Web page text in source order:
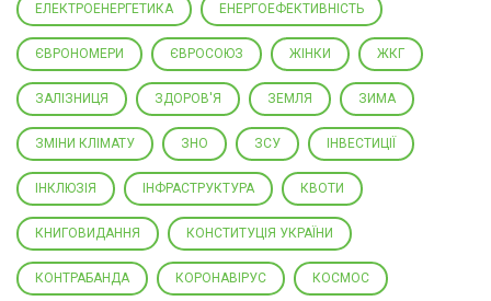
ЕЛЕКТРОЕНЕРГЕТИКА ЕНЕРГОЕФЕКТИВНІСТЬ
ЄВРОНОМЕРИ ЄВРОСОЮЗ ЖІНКИ ЖКГ
ЗАЛІЗНИЦЯ ЗДОРОВ'Я ЗЕМЛЯ ЗИМА
ЗМІНИ КЛІМАТУ ЗНО ЗСУ ІНВЕСТИЦІЇ
ІНКЛЮЗІЯ ІНФРАСТРУКТУРА КВОТИ
КНИГОВИДАННЯ КОНСТИТУЦІЯ УКРАЇНИ
КОНТРАБАНДА КОРОНАВІРУС КОСМОС